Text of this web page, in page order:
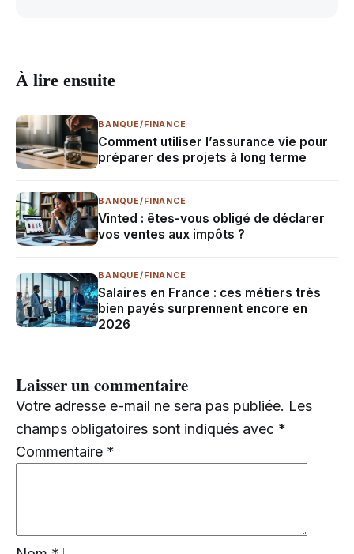
À lire ensuite
BANQUE/FINANCE
Comment utiliser l’assurance vie pour
préparer des projets à long terme
BANQUE/FINANCE
Vinted : êtes-vous obligé de déclarer
vos ventes aux impôts ?
BANQUE/FINANCE
Salaires en France : ces métiers très
bien payés surprennent encore en
2026
Laisser un commentaire
Votre adresse e-mail ne sera pas publiée. Les
champs obligatoires sont indiqués avec *
Commentaire *